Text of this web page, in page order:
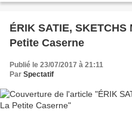
ÉRIK SATIE, SKETCHS
Petite Caserne
Publié le 23/07/2017 à 21:11
Par Spectatif